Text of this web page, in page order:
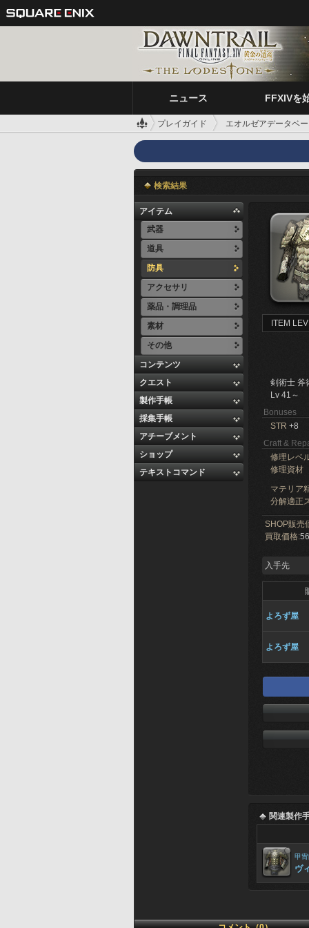
ニュース FFXIVを
プレイガイド エオルゼアデータベ
検索結果
アイテム
武器
道具
防具
アクセサリ
薬品・調理品
素材
その他
コンテンツ
クエスト
製作手帳
採集手帳
アチーブメント
ショップ
テキストコマンド
ITEM
剣術士 斧
Lv 41～
Bonuses
STR +8
Craft &
修理レベ
修理資材
マテリア
分解適正
SHOP販売
買取価格:
入手先
よろず屋
よろず屋
関連製作
甲
ヴ